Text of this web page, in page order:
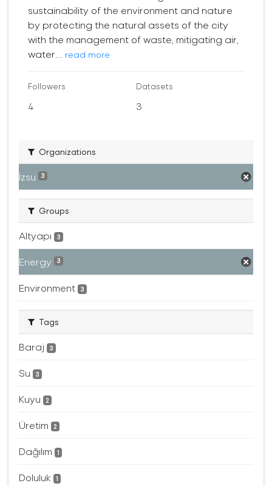
sustainability of the environment and nature
by protecting the natural assets of the city
with the management of waste, mitigating air,
water...
read more
Followers
4
Datasets
3
Organizations
İzsu 3
Groups
Altyapı 3
Energy 3
Environment 3
Tags
Baraj 3
Su 3
Kuyu 2
Üretim 2
Dağılım 1
Doluluk 1